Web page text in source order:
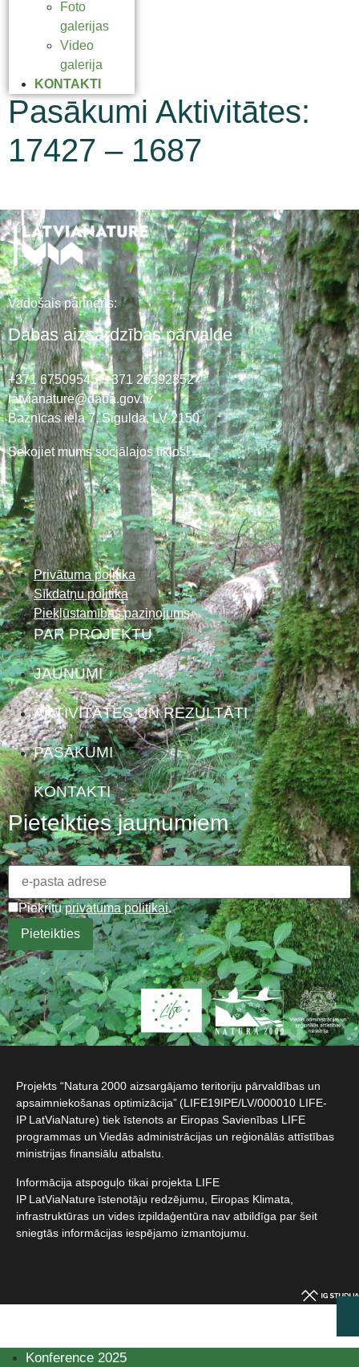
Foto
galerijas
Video
galerija
KONTAKTI
Pasākumi Aktivitātes:
17427 – 1687
Vadošais partneris:
Dabas aizsardzības pārvalde
+371 67509545,+371 26392352
latvianature@daba.gov.lv
Baznīcas iela 7, Sigulda, LV-2150
Sekojiet mums sociālajos tīklos!
Privātuma politika
Sīkdatņu politika
Piekļūstamības paziņojums
PAR PROJEKTU
JAUNUMI
AKTIVITĀTES UN REZULTĀTI
PASĀKUMI
KONTAKTI
Pieteikties jaunumiem
Piekrītuprivātuma politikai.
Projekts “Natura 2000 aizsargājamo teritoriju pārvaldības un
apsaimniekošanas optimizācija” (LIFE19IPE/LV/000010 LIFE-
IP LatViaNature) tiek īstenots ar Eiropas Savienības LIFE
programmas un Viedās administrācijas un reģionālās attīstības
ministrijas finansiālu atbalstu.​
Informācija atspoguļo tikai projekta LIFE
IP LatViaNature īstenotāju redzējumu, Eiropas Klimata,
infrastruktūras un vides izpildaģentūra nav atbildīga par šeit
sniegtās informācijas iespējamo izmantojumu.​
Konference 2025